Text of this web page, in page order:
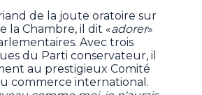
de la joute oratoire sur
la Chambre, il dit «adorer»
Avec trois
du Parti conservateur, il
au prestigieux Comité
commerce international.